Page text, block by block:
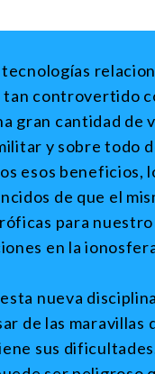
controvertido
gran cantidad de
y sobre todo
esos beneficios,
de que el
para
en la
nueva
de las maravillas
sus